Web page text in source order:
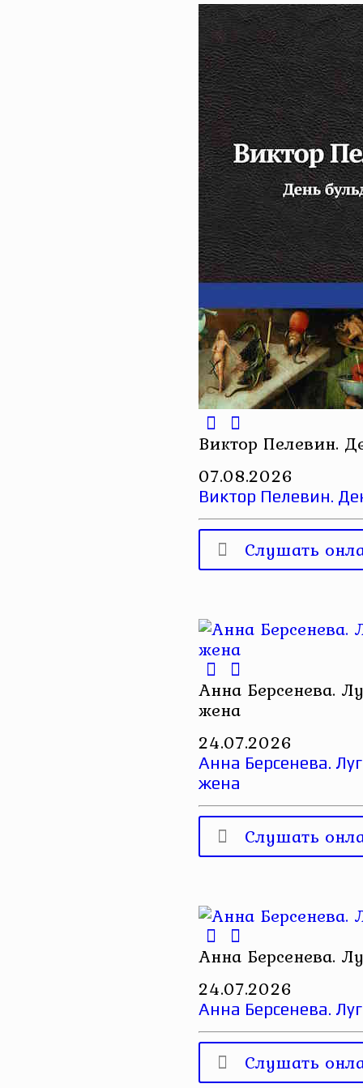
Виктор Пелевин.
07.08.2026
Виктор Пелевин.
Слушать
Анна Берсенева.
жена
24.07.2026
Анна Берсенева.
жена
Слушать
Анна Берсенева.
24.07.2026
Анна Берсенева.
Слушать